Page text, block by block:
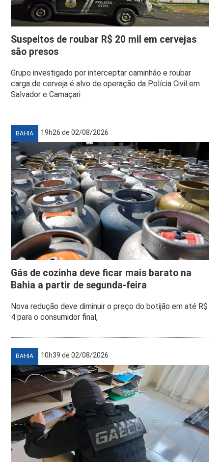
Suspeitos de roubar R$ 20 mil em cervejas
são presos
Grupo investigado por interceptar caminhão e roubar
carga de cerveja é alvo de operação da Polícia Civil em
Salvador e Camaçari
BAHIA 19h26 de 02/08/2026
Gás de cozinha deve ficar mais barato na
Bahia a partir de segunda-feira
Nova redução deve diminuir o preço do botijão em até R$
4 para o consumidor final,
BAHIA 10h39 de 02/08/2026